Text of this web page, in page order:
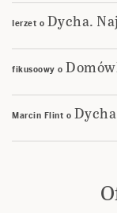
Ierzet o Dycha.
fikusoowy o
Marcin Flint o